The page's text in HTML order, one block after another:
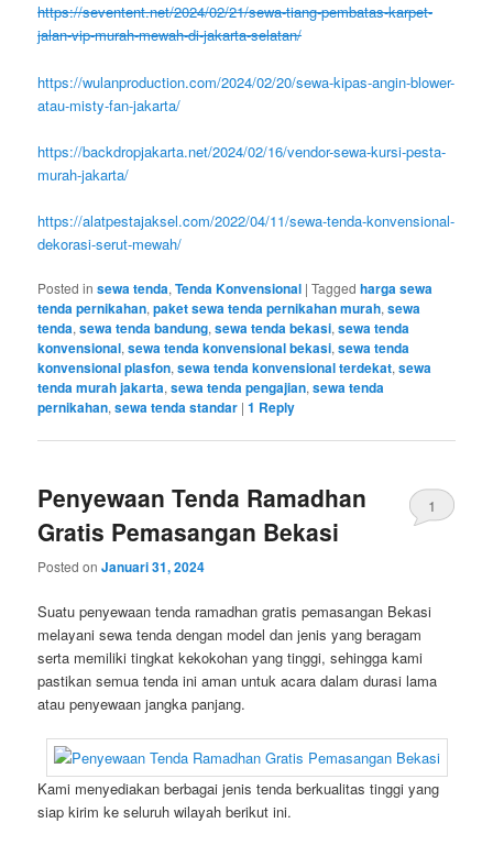
https://seventent.net/2024/02/21/sewa-tiang-pembatas-karpet-
jalan-vip-murah-mewah-di-jakarta-selatan/
https://wulanproduction.com/2024/02/20/sewa-kipas-angin-blower-
atau-misty-fan-jakarta/
https://backdropjakarta.net/2024/02/16/vendor-sewa-kursi-pesta-
murah-jakarta/
https://alatpestajaksel.com/2022/04/11/sewa-tenda-konvensional-
dekorasi-serut-mewah/
Posted in sewa tenda,Tenda Konvensional |Tagged harga sewa
tenda pernikahan,paket sewa tenda pernikahan murah,sewa
tenda,sewa tenda bandung,sewa tenda bekasi,sewa tenda
konvensional,sewa tenda konvensional bekasi,sewa tenda
konvensional plasfon,sewa tenda konvensional terdekat,sewa
tenda murah jakarta,sewa tenda pengajian,sewa tenda
pernikahan,sewa tenda standar |1 Reply
Penyewaan Tenda Ramadhan
Gratis Pemasangan Bekasi
Posted onJanuari 31, 2024
1
Suatu penyewaan tenda ramadhan gratis pemasangan Bekasi
melayani sewa tenda dengan model dan jenis yang beragam
serta memiliki tingkat kekokohan yang tinggi, sehingga kami
pastikan semua tenda ini aman untuk acara dalam durasi lama
atau penyewaan jangka panjang.
Kami menyediakan berbagai jenis tenda berkualitas tinggi yang
siap kirim ke seluruh wilayah berikut ini.